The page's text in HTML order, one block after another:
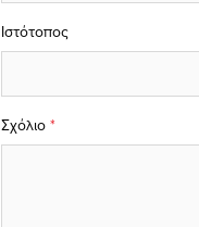
Σχόλιο *
Ιστότοπος